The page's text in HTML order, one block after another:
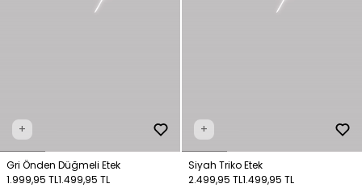
+
Gri Önden Düğmeli Etek
1.999,95 TL1.499,95 TL
+
Siyah Triko Etek
2.499,95 TL1.499,95 TL